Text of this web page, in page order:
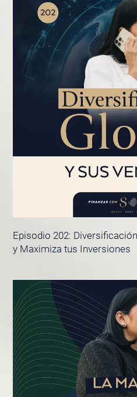
Episodio 202:
y Maximiza tus Inversiones